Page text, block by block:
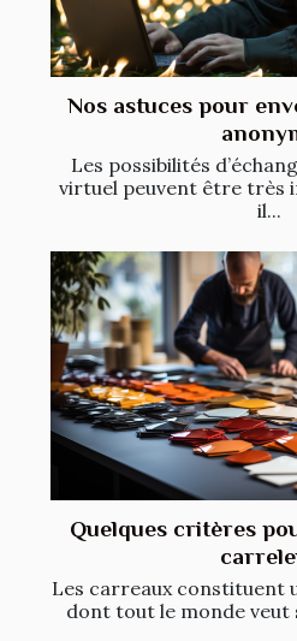
Nos astuces pour
Les possibilités
virtuel peuvent être très
il...
Quelques critères
Les carreaux constituent
dont tout le monde veut